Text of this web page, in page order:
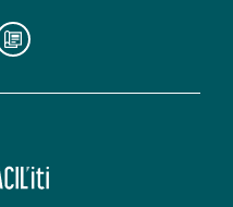
lien vers le blog la redoute